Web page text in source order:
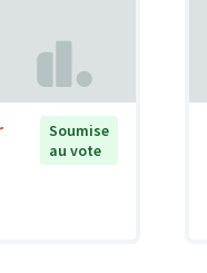
Soumise
au vote